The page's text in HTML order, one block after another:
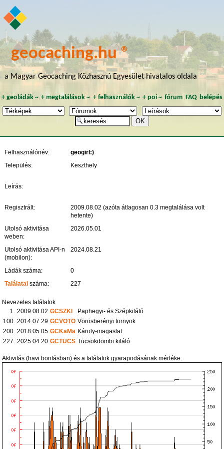
geocaching.hu ®
a Magyar Geocaching Közhasznú Egyesület hivatalos oldala
+ geoládák~ +megtalálások ~ + felhasználók~ + poi~ fórum FAQ belépés
Felhasználónév:
geogirl:)
Település:
Keszthely
Leírás:
Regisztrált:
2009.08.02 (azóta átlagosan 0.3 megtalálása volt
hetente)
Utolsó aktivitása
weben:
2026.05.01
Utolsó aktivitása API-n
(mobilon):
2024.08.21
Ládák száma:
0
Találatai száma: 227
Nevezetes találatok
1.
2009.08.02 GCSZKI
Paphegyi- és Szépkilátó
100. 2014.07.29 GCVOTO Vörösberényi tornyok
200. 2018.05.05 GCKaMa Károly-magaslat
227.
2025.04.20 GCTUCS Tücsökdombi kilátó
Aktivitás (havi bontásban) és a találatok gyarapodásának mértéke: